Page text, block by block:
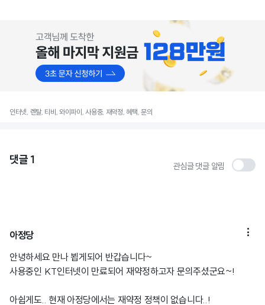
인터넷, 렌탈, 티비, 와이파이, 사용중, 재약정, 혜택, 문의
댓글 1 관심글 댓글 알림
아정당 
안녕하세요 만나 뵙게되어 반갑습니다~
사용중인 KT인터넷이 만료되어 재약정하고자 문의주셨군요~!
아쉽게도.. 현재 아정당에서는 재약정 정책이 없습니다..!